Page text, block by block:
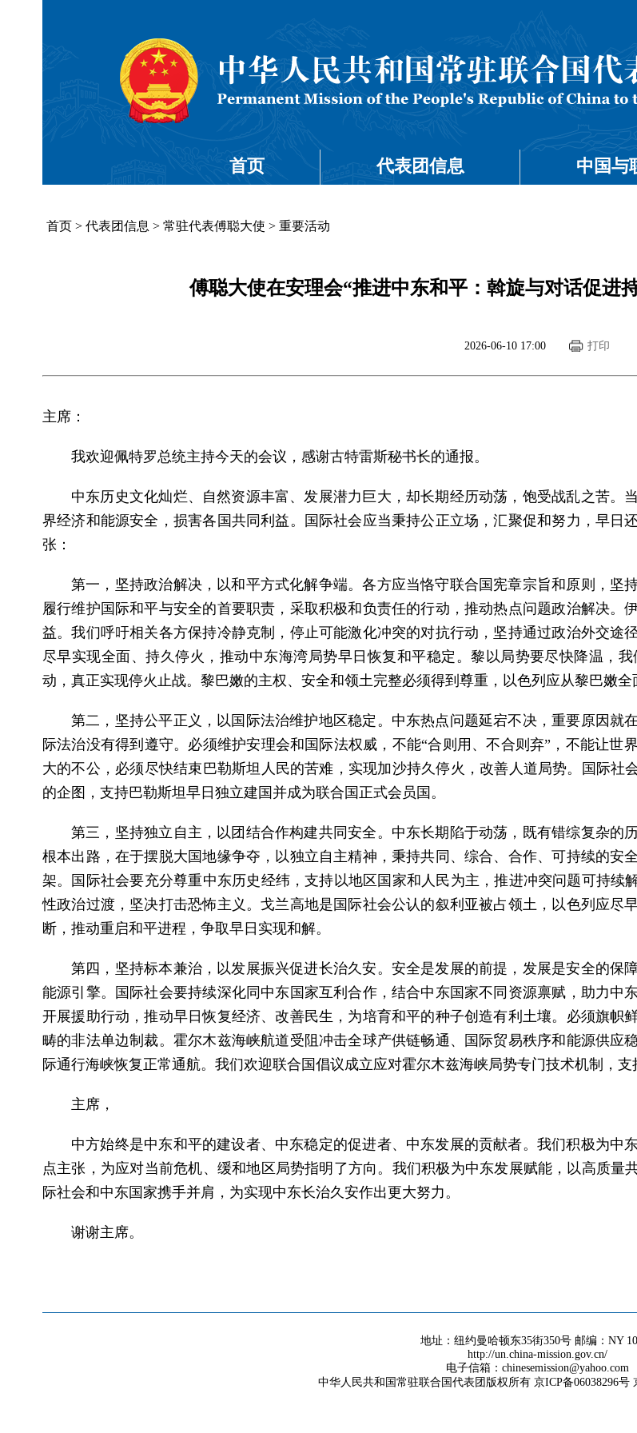
首页 代表团信息 中国与
首页 > 代表团信息 > 常驻代表傅聪大使 > 重要活动
傅聪大使在安理会“推进中东和平：斡旋与对话促进
2026-06-10 17:00 打印
主席：
我欢迎佩特罗总统主持今天的会议，感谢古特雷斯秘书长的通报。
中东历史文化灿烂、自然资源丰富、发展潜力巨大，却长期经历动荡，饱受战乱之苦
界经济和能源安全，损害各国共同利益。国际社会应当秉持公正立场，汇聚促和努力，早日
张：
第一，坚持政治解决，以和平方式化解争端。各方应当恪守联合国宪章宗旨和原则，坚
履行维护国际和平与安全的首要职责，采取积极和负责任的行动，推动热点问题政治解决。
益。我们呼吁相关各方保持冷静克制，停止可能激化冲突的对抗行动，坚持通过政治外交途
尽早实现全面、持久停火，推动中东海湾局势早日恢复和平稳定。黎以局势要尽快降温，
动，真正实现停火止战。黎巴嫩的主权、安全和领土完整必须得到尊重，以色列应从黎巴嫩全
第二，坚持公平正义，以国际法治维护地区稳定。中东热点问题延宕不决，重要原因就
际法治没有得到遵守。必须维护安理会和国际法权威，不能“合则用、不合则弃”，不能让
大的不公，必须尽快结束巴勒斯坦人民的苦难，实现加沙持久停火，改善人道局势。国际社
的企图，支持巴勒斯坦早日独立建国并成为联合国正式会员国。
第三，坚持独立自主，以团结合作构建共同安全。中东长期陷于动荡，既有错综复杂的
根本出路，在于摆脱大国地缘争夺，以独立自主精神，秉持共同、综合、合作、可持续的安
架。国际社会要充分尊重中东历史经纬，支持以地区国家和人民为主，推进冲突问题可持续
性政治过渡，坚决打击恐怖主义。戈兰高地是国际社会公认的叙利亚被占领土，以色列应尽
断，推动重启和平进程，争取早日实现和解。
第四，坚持标本兼治，以发展振兴促进长治久安。安全是发展的前提，发展是安全的保
能源引擎。国际社会要持续深化同中东国家互利合作，结合中东国家不同资源禀赋，助力中
开展援助行动，推动早日恢复经济、改善民生，为培育和平的种子创造有利土壤。必须旗帜
畴的非法单边制裁。霍尔木兹海峡航道受阻冲击全球产供链畅通、国际贸易秩序和能源供应
际通行海峡恢复正常通航。我们欢迎联合国倡议成立应对霍尔木兹海峡局势专门技术机制，支
主席，
中方始终是中东和平的建设者、中东稳定的促进者、中东发展的贡献者。我们积极为中
点主张，为应对当前危机、缓和地区局势指明了方向。我们积极为中东发展赋能，以高质量
际社会和中东国家携手并肩，为实现中东长治久安作出更大努力。
谢谢主席。
地址：纽约曼哈顿东35街350号 邮编：NY
http://un.china-mission.gov.cn/
电子信箱：chinesemission@yahoo.com
中华人民共和国常驻联合国代表团版权所有 京ICP备06038296号